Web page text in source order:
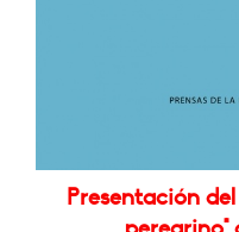
Presentación